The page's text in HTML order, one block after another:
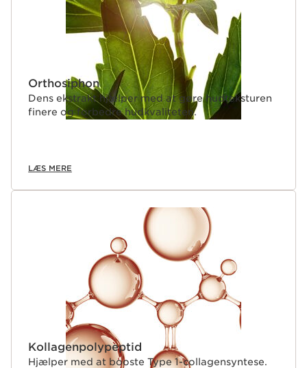
Orthosiphon
Dens ekstrakt hjælper med at gøre hudteksturen
finere og forbedre hudkvaliteten.
LÆS MERE
Kollagenpolypeptid
Hjælper med at booste Type 1-collagensyntese.